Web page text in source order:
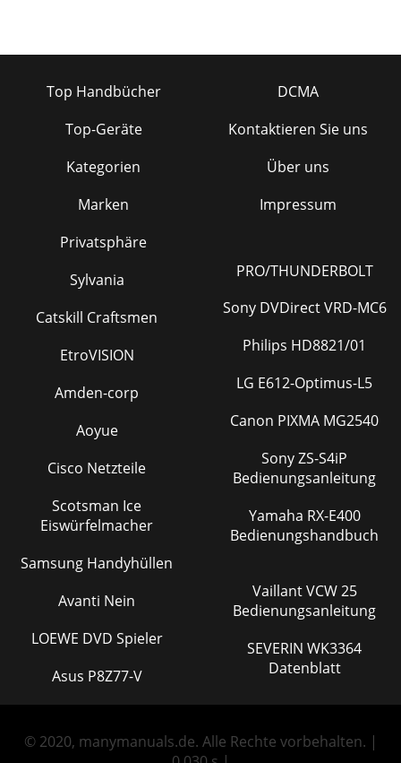
Top Handbücher
Top-Geräte
Kategorien
Marken
Privatsphäre
DCMA
Kontaktieren Sie uns
Über uns
Impressum
Sylvania
Catskill Craftsmen
EtroVISION
Amden-corp
Aoyue
Cisco Netzteile
Scotsman Ice
Eiswürfelmacher
Samsung Handyhüllen
Avanti Nein
LOEWE DVD Spieler
Asus P8Z77-V
PRO/THUNDERBOLT
Sony DVDirect VRD-MC6
Philips HD8821/01
LG E612-Optimus-L5
Canon PIXMA MG2540
Sony ZS-S4iP
Bedienungsanleitung
Yamaha RX-E400
Bedienungshandbuch
Vaillant VCW 25
Bedienungsanleitung
SEVERIN WK3364
Datenblatt
© 2020, manymanuals.de. Alle Rechte vorbehalten. |